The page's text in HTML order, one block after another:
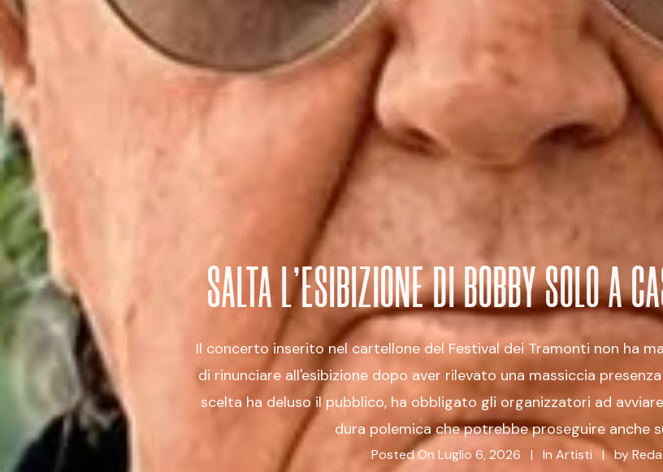
SALTA L’ESIBIZIONE DI BOBBY SOLO A
Il concerto inserito nel cartellone del Festival dei Tramonti non ha
di rinunciare all'esibizione dopo aver rilevato una massiccia
scelta ha deluso il pubblico, ha obbligato gli organizzatori ad
dura polemica che potrebbe proseguire anche
Posted On Luglio 6, 2026 In Artisti by